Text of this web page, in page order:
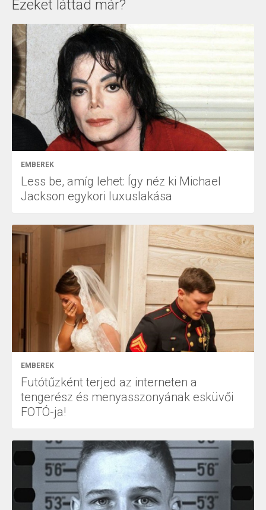
Ezeket láttad már?
EMBEREK
Less be, amíg lehet: Így néz ki Michael
Jackson egykori luxuslakása
EMBEREK
Futótűzként terjed az interneten a
tengerész és menyasszonyának esküvői
FOTÓ-ja!